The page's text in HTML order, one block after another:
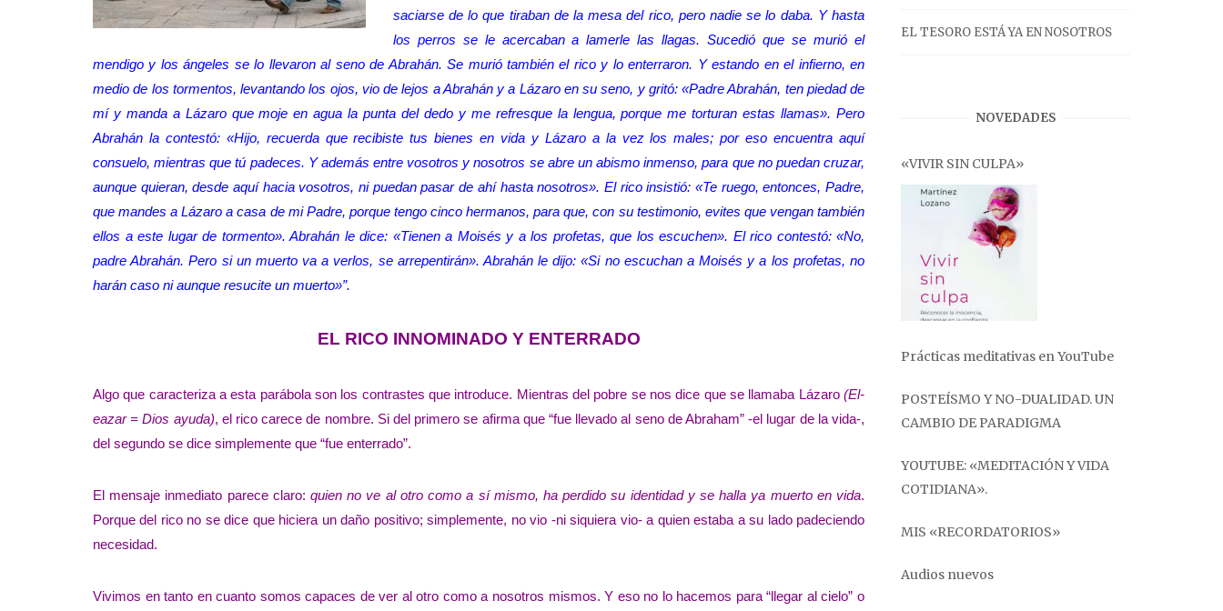
saciarse de lo que tiraban de la mesa del rico, pero nadie se lo daba. Y hasta
los perros se le acercaban a lamerle las llagas. Sucedió que se murió el
mendigo y los ángeles se lo llevaron al seno de Abrahán. Se murió también el rico y lo enterraron. Y estando en el infierno, en
medio de los tormentos, levantando los ojos, vio de lejos a Abrahán y a Lázaro en su seno, y gritó: «Padre Abrahán, ten piedad de
mí y manda a Lázaro que moje en agua la punta del dedo y me refresque la lengua, porque me torturan estas llamas». Pero
Abrahán la contestó: «Hijo, recuerda que recibiste tus bienes en vida y Lázaro a la vez los males; por eso encuentra aquí
consuelo, mientras que tú padeces. Y además entre vosotros y nosotros se abre un abismo inmenso, para que no puedan cruzar,
aunque quieran, desde aquí hacia vosotros, ni puedan pasar de ahí hasta nosotros». El rico insistió: «Te ruego, entonces, Padre,
que mandes a Lázaro a casa de mi Padre, porque tengo cinco hermanos, para que, con su testimonio, evites que vengan también
ellos a este lugar de tormento». Abrahán le dice: «Tienen a Moisés y a los profetas, que los escuchen». El rico contestó: «No,
padre Abrahán. Pero si un muerto va a verlos, se arrepentirán». Abrahán le dijo: «Si no escuchan a Moisés y a los profetas, no
harán caso ni aunque resucite un muerto»”.
EL RICO INNOMINADO Y ENTERRADO
Algo que caracteriza a esta parábola son los contrastes que introduce. Mientras del pobre se nos dice que se llamaba Lázaro (El-
eazar = Dios ayuda), el rico carece de nombre. Si del primero se afirma que “fue llevado al seno de Abraham” -el lugar de la vida-,
del segundo se dice simplemente que “fue enterrado”.
El mensaje inmediato parece claro:quien no ve al otro como a sí mismo, ha perdido su identidad y se halla ya muerto en vida.
Porque del rico no se dice que hiciera un daño positivo; simplemente, no vio -ni siquiera vio- a quien estaba a su lado padeciendo
necesidad.
Vivimos en tanto en cuanto somos capaces de ver al otro como a nosotros mismos. Y eso no lo hacemos para “llegar al cielo” o
EL TESORO ESTÁ YA EN NOSOTROS
NOVEDADES
«VIVIR SIN CULPA»
Prácticas meditativas en YouTube
POSTEÍSMO Y NO-DUALIDAD. UN
CAMBIO DE PARADIGMA
YOUTUBE: «MEDITACIÓN Y VIDA
COTIDIANA».
MIS «RECORDATORIOS»
Audios nuevos